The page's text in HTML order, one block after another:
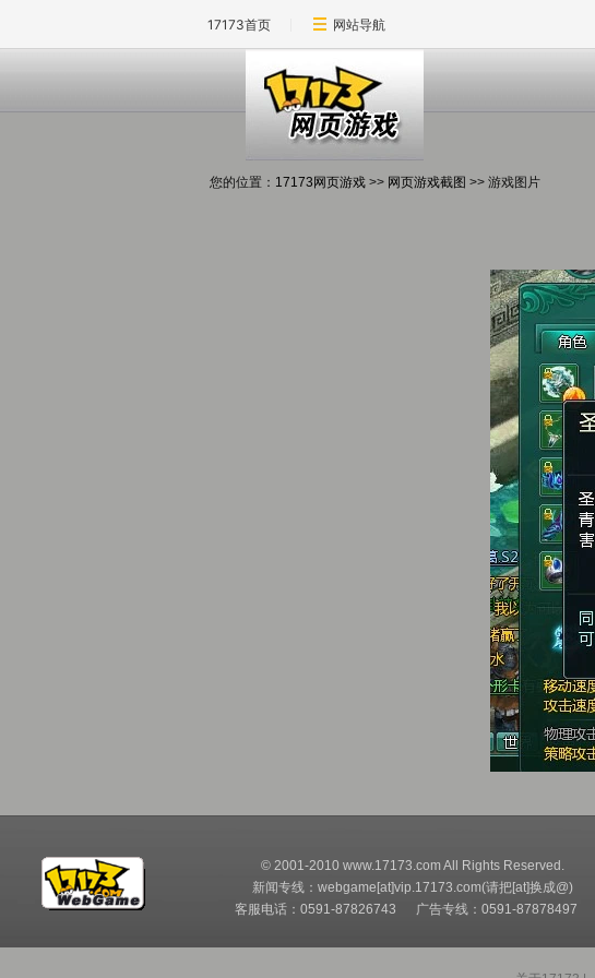
17173首页 网站导航
您的位置： 17173网页游戏 >> 网页游戏截图 >> 游戏图片
© 2001-2010 www.17173.com All Rights Reserved.
新闻专线：webgame[at]vip.17173.com(请把[at]换成@)
客服电话：0591-87826743 广告专线：0591-87878497